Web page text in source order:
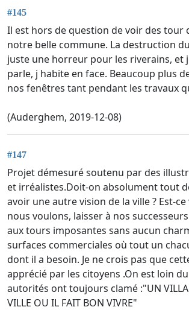
#145
Il est hors de question de voir des tour
notre belle commune. La destruction
juste une horreur pour les riverains, et
parle, j habite en face. Beaucoup plus
nos fenêtres tant pendant les travaux
(Auderghem, 2019-12-08)
#147
Projet démesuré soutenu par des
et irréalistes.Doit-on absolument tout
avoir une autre vision de la ville ? Est-
nous voulons, laisser à nos
aux tours imposantes sans aucun
surfaces commerciales où tout un
dont il a besoin. Je ne crois pas que
apprécié par les citoyens .On est loin
autorités ont toujours clamé :"UN
VILLE OU IL FAIT BON VIVRE"